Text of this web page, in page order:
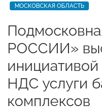
МОСКОВСКАЯ ОБЛАСТЬ
РОССИИ»
НДС услуги
комплексов